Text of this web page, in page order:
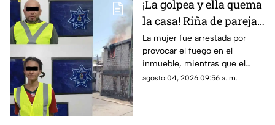
¡La golpea y ella quema
la casa! Riña de pareja
termina en incendio
total de vivienda en
Ciudad Juárez
La mujer fue arrestada por
provocar el fuego en el
inmueble, mientras que el
hombre fue detenido por
agosto 04, 2026 09:56 a. m.